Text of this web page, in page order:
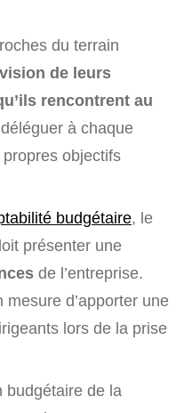
du terrain
de leurs
rencontrent au
à chaque
objectifs
budgétaire, le
présenter une
de l’entreprise.
mesure d’apporter une
lors de la prise
budgétaire de la